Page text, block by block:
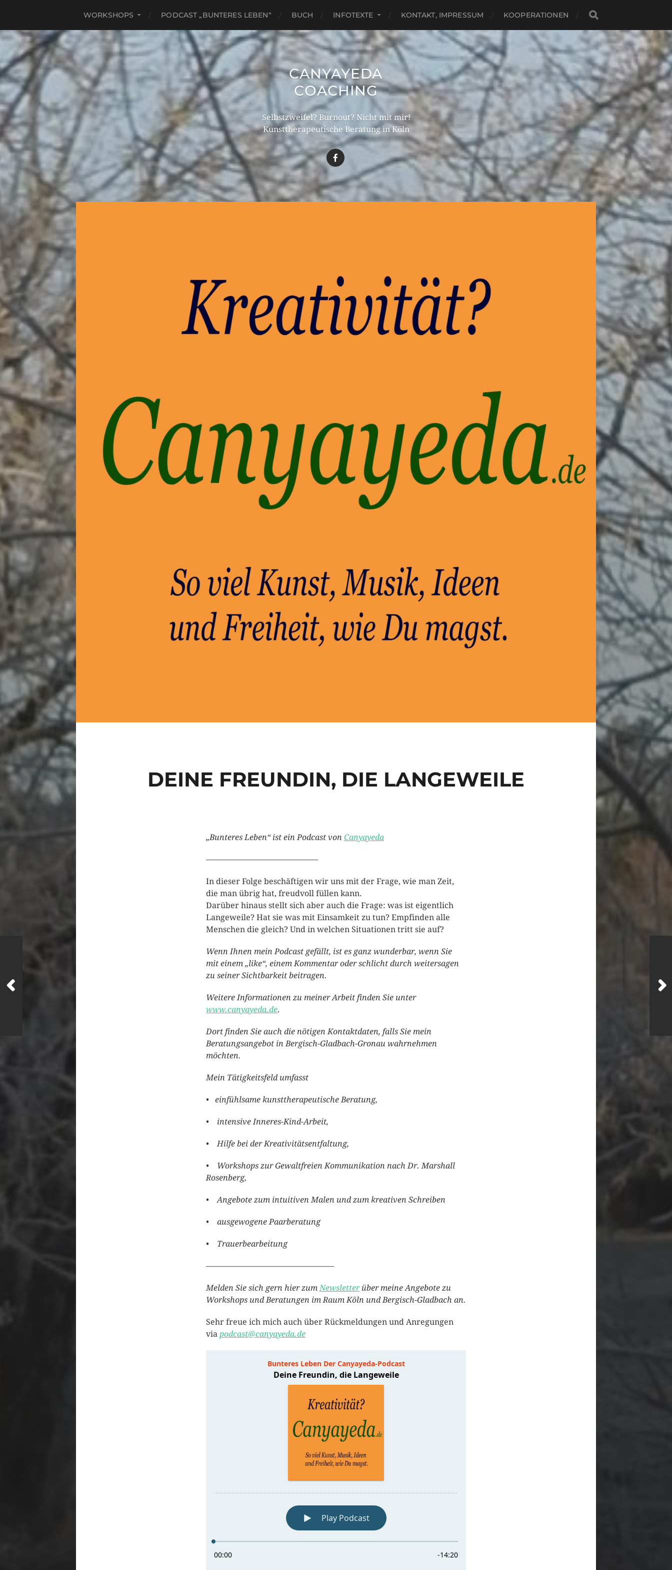
WORKSHOPS PODCAST „BUNTERES LEBEN“ BUCH INFOTEXTE KONTAKT, IMPRESSUM KOOPERATIONEN
CANYAYEDA
COACHING
Selbstzweifel? Burnout? Nicht mit mir!
Kunsttherapeutische Beratung in Köln
DEINE FREUNDIN, DIE LANGEWEILE
„Bunteres Leben“ ist ein Podcast von Canyayeda
——————————————
In dieser Folge beschäftigen wir uns mit der Frage, wie man Zeit,
die man übrig hat, freudvoll füllen kann.
Darüber hinaus stellt sich aber auch die Frage: was ist eigentlich
Langeweile? Hat sie was mit Einsamkeit zu tun? Empfinden alle
Menschen die gleich? Und in welchen Situationen tritt sie auf?
Wenn Ihnen mein Podcast gefällt, ist es ganz wunderbar, wenn Sie
mit einem „like“, einem Kommentar oder schlicht durch weitersagen
zu seiner Sichtbarkeit beitragen.
Weitere Informationen zu meiner Arbeit finden Sie unter
www.canyayeda.de.
Dort finden Sie auch die nötigen Kontaktdaten, falls Sie mein
Beratungsangebot in Bergisch-Gladbach-Gronau wahrnehmen
möchten.
Mein Tätigkeitsfeld umfasst
• einfühlsame kunsttherapeutische Beratung,
• intensive Inneres-Kind-Arbeit,
• Hilfe bei der Kreativitätsentfaltung,
• Workshops zur Gewaltfreien Kommunikation nach Dr. Marshall
Rosenberg,
• Angebote zum intuitiven Malen und zum kreativen Schreiben
• ausgewogene Paarberatung
• Trauerbearbeitung
————————————————
Melden Sie sich gern hier zumNewsletterüber meine Angebote zu
Workshops und Beratungen im Raum Köln und Bergisch-Gladbach an.
Sehr freue ich mich auch über Rückmeldungen und Anregungen
via podcast@canyayeda.de